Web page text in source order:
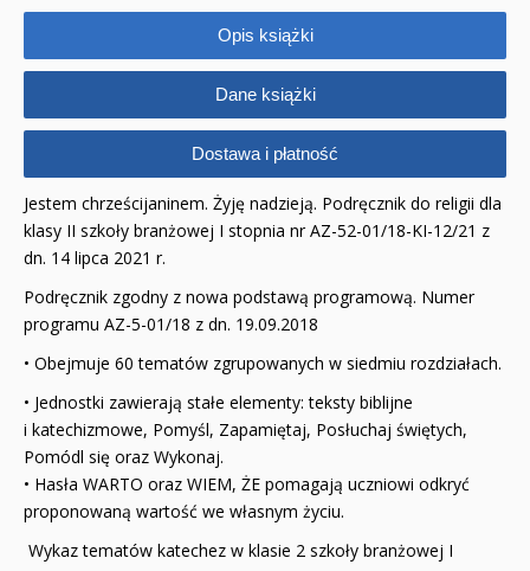
Opis książki
Dane książki
Dostawa i płatność
Jestem chrześcijaninem. Żyję nadzieją. Podręcznik do religii dla
klasy II szkoły branżowej I stopnia nr AZ-52-01/18-KI-12/21 z
dn. 14 lipca 2021 r.
Podręcznik zgodny z nowa podstawą programową. Numer
programu AZ-5-01/18 z dn. 19.09.2018
• Obejmuje 60 tematów zgrupowanych w siedmiu rozdziałach.
• Jednostki zawierają stałe elementy: teksty biblijne
i katechizmowe, Pomyśl, Zapamiętaj, Po­słuchaj świętych,
Pomódl się oraz Wykonaj.
• Hasła WARTO oraz WIEM, ŻE pomagają uczniowi odkryć
proponowaną wartość we własnym życiu.
Wykaz tematów katechez w klasie 2 szkoły branżowej I